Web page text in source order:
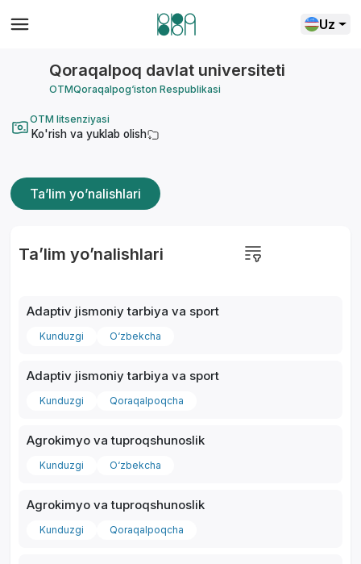
Uz
Qoraqalpoq davlat universiteti
OTMQoraqalpog‘iston Respublikasi
OTM litsenziyasi
Ko'rish va yuklab olish
Ta’lim yo’nalishlari
Ta’lim yo’nalishlari
Adaptiv jismoniy tarbiya va sport
Kunduzgi O‘zbekcha
Adaptiv jismoniy tarbiya va sport
Kunduzgi Qoraqalpoqcha
Agrokimyo va tuproqshunoslik
Kunduzgi O‘zbekcha
Agrokimyo va tuproqshunoslik
Kunduzgi Qoraqalpoqcha